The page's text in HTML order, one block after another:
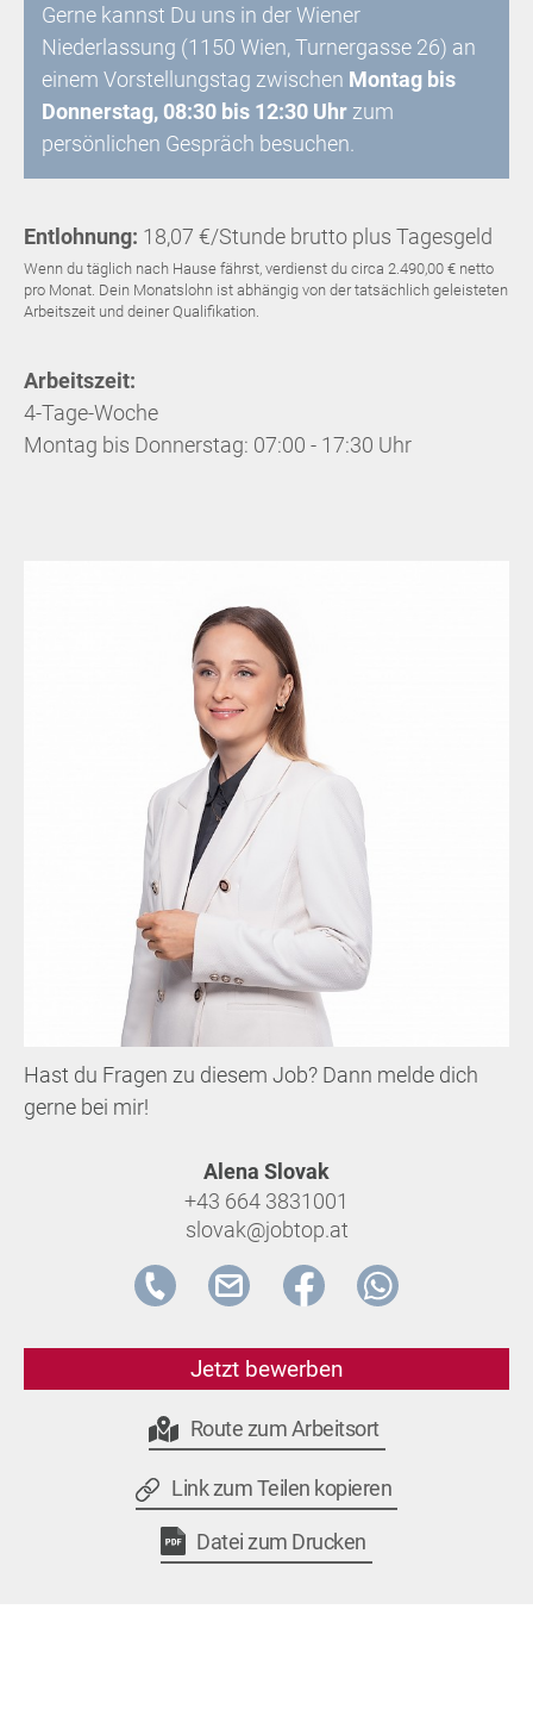
Gerne kannst Du uns in der Wiener
Niederlassung (1150 Wien, Turnergasse 26) an
einem Vorstellungstag zwischen Montag bis
Donnerstag, 08:30 bis 12:30 Uhr zum
persönlichen Gespräch besuchen.
Entlohnung: 18,07 €/Stunde brutto plus Tagesgeld
Wenn du täglich nach Hause fährst, verdienst du circa 2.490,00 € netto
pro Monat. Dein Monatslohn ist abhängig von der tatsächlich geleisteten
Arbeitszeit und deiner Qualifikation.
Arbeitszeit:
4-Tage-Woche
Montag bis Donnerstag: 07:00 - 17:30 Uhr
Hast du Fragen zu diesem Job? Dann melde dich
gerne bei mir!
Alena Slovak
+43 664 3831001
slovak@jobtop.at
Jetzt bewerben
Route zum Arbeitsort
Link zum Teilen kopieren
Datei zum Drucken